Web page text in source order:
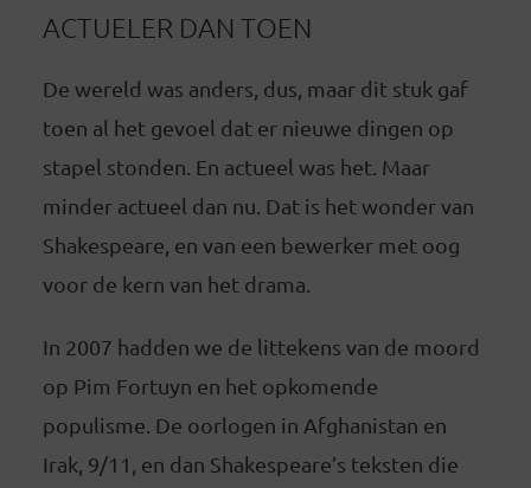
ACTUELER DAN TOEN
De wereld was anders, dus, maar dit stuk gaf
toen al het gevoel dat er nieuwe dingen op
stapel stonden. En actueel was het. Maar
minder actueel dan nu. Dat is het wonder van
Shakespeare, en van een bewerker met oog
voor de kern van het drama.
In 2007 hadden we de littekens van de moord
op Pim Fortuyn en het opkomende
populisme. De oorlogen in Afghanistan en
Irak, 9/11, en dan Shakespeare’s teksten die